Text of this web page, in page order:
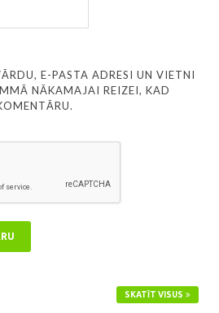
E-PASTA ADRESI UN VIETNI
NĀKAMAJAI REIZEI, KAD
SKATĪT VISUS